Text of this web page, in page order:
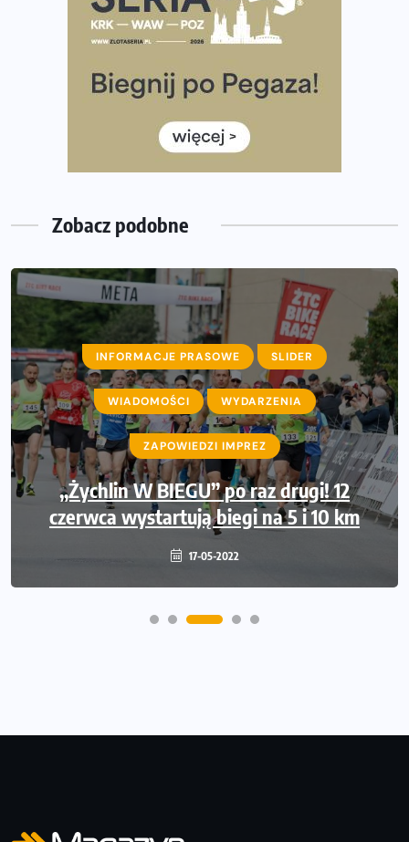
Wystartuje rekordowa liczba uczestników
35. Bieg Powstania Warszawskiego – praktyczny
Ile razy w tygodniu biegać? 3 treningi wystarczą? Jak
często biegać, żeby robić postępy
Już w ten weekend! Przed nami Nocny Portowy Maraton
i Półmaraton Szczeciński. Wszystko, co warto wiedzieć
Zobacz podobne
INFORMACJE PRASOWE SLIDER
WIADOMOŚCI WYDARZENIA
ZAPOWIEDZI IMPREZ
„Żychlin W BIEGU” po raz drugi! 12
czerwca wystartują biegi na 5 i 10 km
17-05-2022
AKTUALNOŚCI INFORMACJE PRASOWE
WIADOMOŚCI WYDARZENIA
Międzynarodowe gwiazdy lekkiej atletyki
na Poznań Athletics Grand Prix!
09-05-2022